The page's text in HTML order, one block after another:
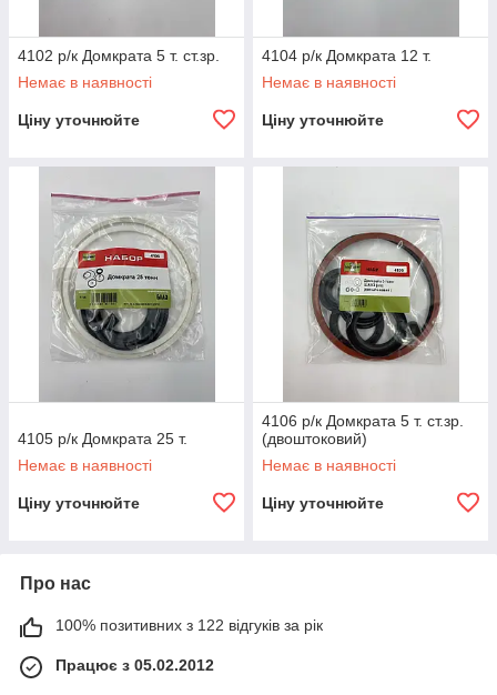
4102 р/к Домкрата 5 т. ст.зр.
Немає в наявності
Ціну уточнюйте
4104 р/к Домкрата 12 т.
Немає в наявності
Ціну уточнюйте
4105 р/к Домкрата 25 т.
Немає в наявності
Ціну уточнюйте
4106 р/к Домкрата 5 т. ст.зр.
(двоштоковий)
Немає в наявності
Ціну уточнюйте
Про нас
100% позитивних з 122 відгуків за рік
Працює з 05.02.2012